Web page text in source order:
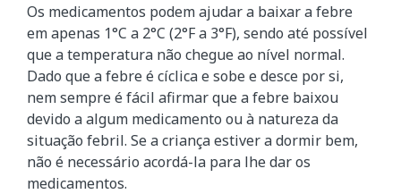
Os medicamentos podem ajudar a baixar a febre
em apenas 1°C a 2°C (2°F a 3°F), sendo até possível
que a temperatura não chegue ao nível normal.
Dado que a febre é cíclica e sobe e desce por si,
nem sempre é fácil afirmar que a febre baixou
devido a algum medicamento ou à natureza da
situação febril. Se a criança estiver a dormir bem,
não é necessário acordá-la para lhe dar os
medicamentos.